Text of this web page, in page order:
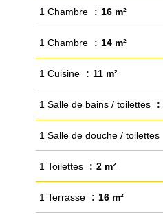
1 Chambre 16 m²
1 Chambre 14 m²
1 Cuisine 11 m²
1 Salle de bains / toilettes
1 Salle de douche / toilettes
1 Toilettes 2 m²
1 Terrasse 16 m²